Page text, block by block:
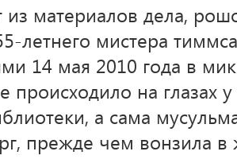
из материалов дела,
летнего мистера
14 мая 2010 года в
происходило на глазах
а сама
прежде чем вонзила